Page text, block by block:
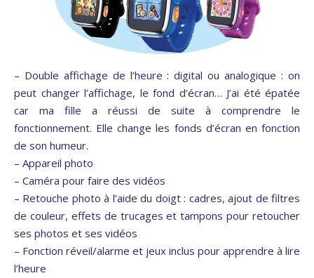
– Double affichage de l’heure : digital ou analogique : on
peut changer l’affichage, le fond d’écran… J’ai été épatée
car ma fille a réussi de suite à comprendre le
fonctionnement. Elle change les fonds d’écran en fonction
de son humeur.
– Appareil photo
– Caméra pour faire des vidéos
– Retouche photo à l’aide du doigt : cadres, ajout de filtres
de couleur, effets de trucages et tampons pour retoucher
ses photos et ses vidéos
– Fonction réveil/alarme et jeux inclus pour apprendre à lire
l’heure